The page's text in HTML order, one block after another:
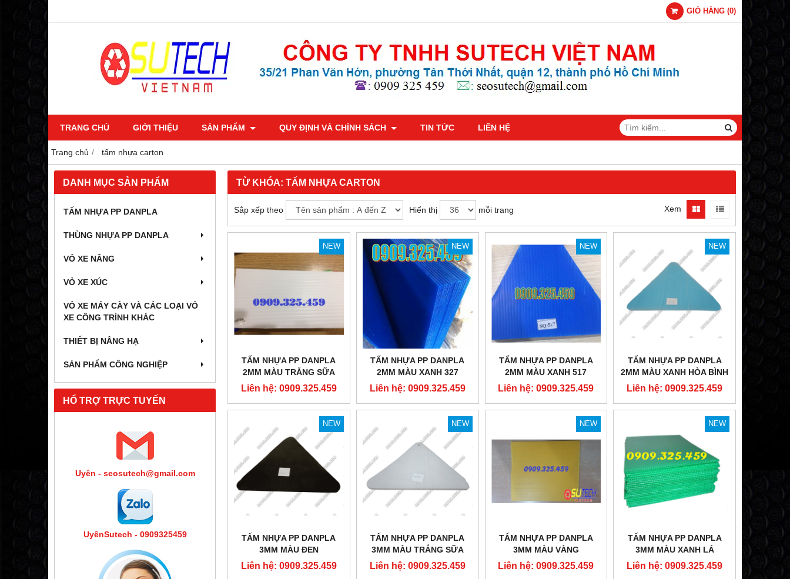
GIỎ HÀNG (0)
TRANG CHỦ GIỚI THIỆU SẢN PHẨM QUY ĐỊNH VÀ CHÍNH SÁCH TIN TỨC LIÊN HỆ
Trang chủ tấm nhựa carton
DANH MỤC SẢN PHẨM
TẤM NHỰA PP DANPLA
THÙNG NHỰA PP DANPLA
VỎ XE NÂNG
VỎ XE XÚC
VỎ XE MÁY CÀY VÀ CÁC LOẠI VỎ
XE CÔNG TRÌNH KHÁC
THIẾT BỊ NÂNG HẠ
SẢN PHẨM CÔNG NGHIỆP
HỔ TRỢ TRỰC TUYẾN
Uyên - seosutech@gmail.com
UyênSutech - 0909325459
TỪ KHÓA: TẤM NHỰA CARTON
Sắp xếp theo Hiển thị mỗi trang Xem
NEW
TẤM NHỰA PP DANPLA
2MM MÀU TRẮNG SỮA
Liên hệ: 0909.325.459
NEW
TẤM NHỰA PP DANPLA
2MM MÀU XANH 327
Liên hệ: 0909.325.459
NEW
TẤM NHỰA PP DANPLA
2MM MÀU XANH 517
Liên hệ: 0909.325.459
NEW
TẤM NHỰA PP DANPLA
2MM MÀU XANH HÒA BÌNH
Liên hệ: 0909.325.459
NEW
TẤM NHỰA PP DANPLA
3MM MÀU ĐEN
Liên hệ: 0909.325.459
NEW
TẤM NHỰA PP DANPLA
3MM MÀU TRẮNG SỮA
Liên hệ: 0909.325.459
NEW
TẤM NHỰA PP DANPLA
3MM MÀU VÀNG
Liên hệ: 0909.325.459
NEW
TẤM NHỰA PP DANPLA
3MM MÀU XANH LÁ
Liên hệ: 0909.325.459